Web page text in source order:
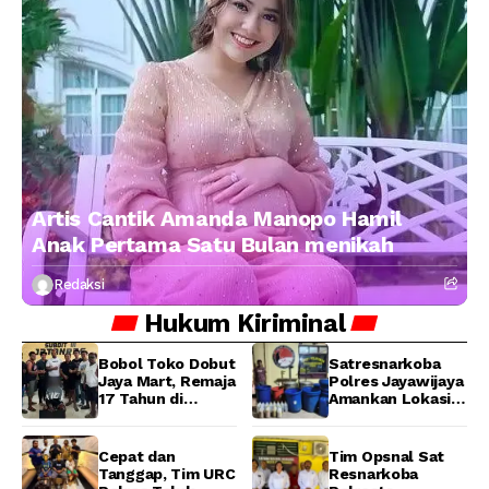
Artis Cantik Amanda Manopo Hamil
Anak Pertama Satu Bulan menikah
Redaksi
Hukum Kiriminal
Bobol Toko Dobut
Jaya Mart, Remaja
17 Tahun di
URC Resmob
Jatanras Polda
Papua Barat
Satresnarkoba
Polres Jayawijaya
Amankan Lokasi
Wamena
Cepat dan
Tanggap, Tim URC
Tim Opsnal Sat
Resnarkoba